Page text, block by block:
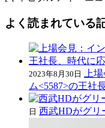
よく読まれている
2023年8月30日
上
ム<5587>の王社
日 西武HDがグリ